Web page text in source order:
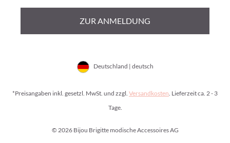
ZUR ANMELDUNG
Deutschland | deutsch
*Preisangaben inkl. gesetzl. MwSt. und zzgl. Versandkosten . Lieferzeit ca. 2 - 3
Tage.
© 2026 Bijou Brigitte modische Accessoires AG